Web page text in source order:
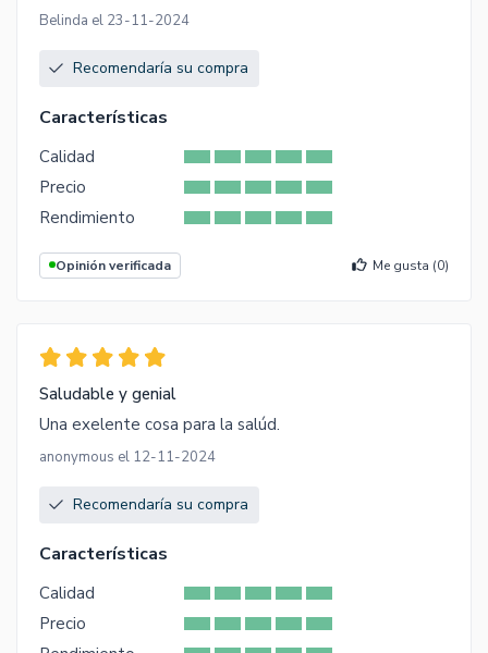
Belinda el 23-11-2024
Recomendaría su compra
Características
Calidad
Precio
Rendimiento
Opinión verificada Me gusta (0)
Saludable y genial
Una exelente cosa para la salúd.
anonymous el 12-11-2024
Recomendaría su compra
Características
Calidad
Precio